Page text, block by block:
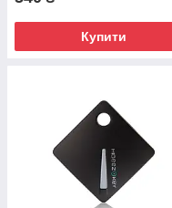
Купити